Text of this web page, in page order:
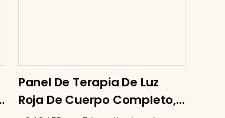
Panel De Terapia De Luz
Roja De Cuerpo Completo,